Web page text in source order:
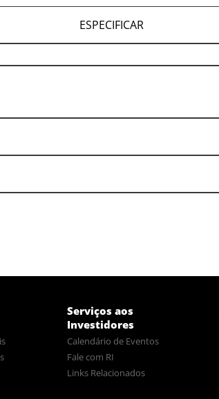
ESPECIFICAR
Serviços aos
Investidores
Calendário de Eventos
Fale com RI
Links Relacionados